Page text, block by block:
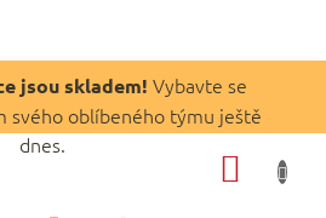
jsou skladem! Vybavte se
svého oblíbeného týmu ještě
dnes.